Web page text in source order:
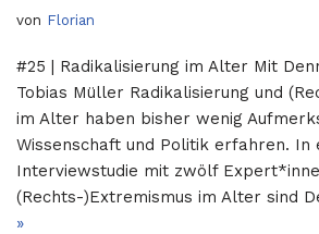
von Florian
#25 | Radikalisierung im Alter Mit
Tobias Müller Radikalisierung und
im Alter haben bisher wenig
Wissenschaft und Politik erfahren. In
Interviewstudie mit zwölf
(Rechts-)Extremismus im Alter sind
»